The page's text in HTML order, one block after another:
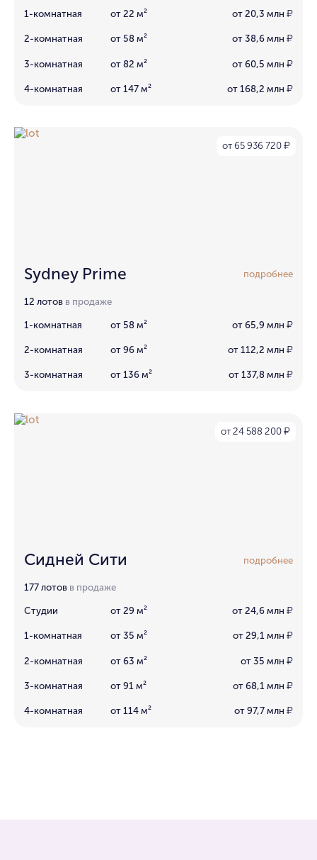
1-комнатная от 22 м² от 20,3 млн ₽
2-комнатная от 58 м² от 38,6 млн ₽
3-комнатная от 82 м² от 60,5 млн ₽
4-комнатная от 147 м² от 168,2 млн ₽
от 65 936 720 ₽
Sydney Prime подробнее
12 лотов в продаже
1-комнатная от 58 м² от 65,9 млн ₽
2-комнатная от 96 м² от 112,2 млн ₽
3-комнатная от 136 м² от 137,8 млн ₽
от 24 588 200 ₽
Сидней Сити подробнее
177 лотов в продаже
Студии от 29 м² от 24,6 млн ₽
1-комнатная от 35 м² от 29,1 млн ₽
2-комнатная от 63 м² от 35 млн ₽
3-комнатная от 91 м² от 68,1 млн ₽
4-комнатная от 114 м² от 97,7 млн ₽